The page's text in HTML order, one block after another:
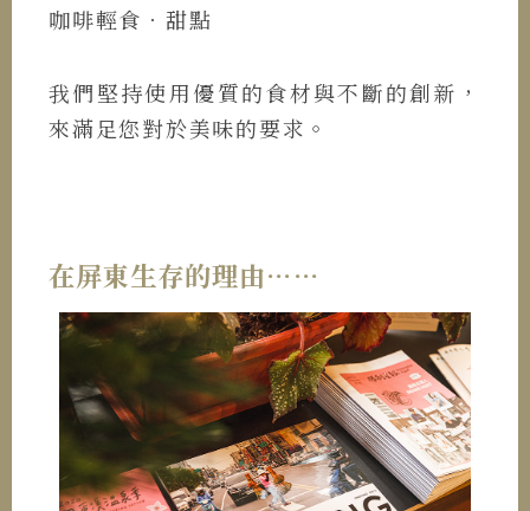
咖啡輕食．甜點
我們堅持使用優質的食材與不斷的創新，
來滿足您對於美味的要求。
在屏東生存的理由……